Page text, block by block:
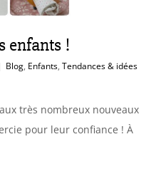
enfants !
Blog, Enfants, Tendances & idées
aux très nombreux nouveaux
pour leur confiance ! À